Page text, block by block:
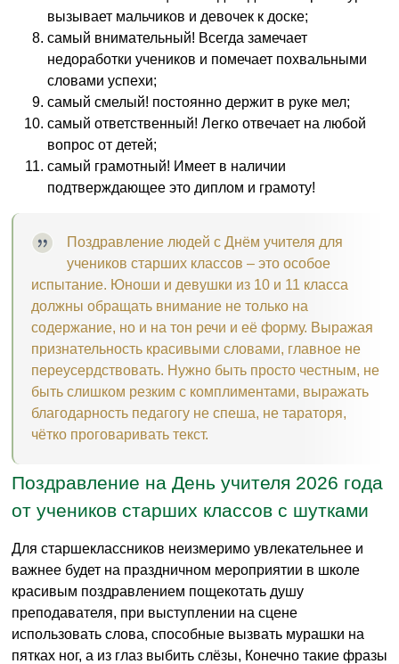
вызывает мальчиков и девочек к доске;
самый внимательный! Всегда замечает
недоработки учеников и помечает похвальными
словами успехи;
самый смелый! постоянно держит в руке мел;
самый ответственный! Легко отвечает на любой
вопрос от детей;
самый грамотный! Имеет в наличии
подтверждающее это диплом и грамоту!
Поздравление людей с Днём учителя для
учеников старших классов – это особое
испытание. Юноши и девушки из 10 и 11 класса
должны обращать внимание не только на
содержание, но и на тон речи и её форму. Выражая
признательность красивыми словами, главное не
переусердствовать. Нужно быть просто честным, не
быть слишком резким с комплиментами, выражать
благодарность педагогу не спеша, не тараторя,
чётко проговаривать текст.
Поздравление на День учителя 2026 года
от учеников старших классов с шутками
Для старшеклассников неизмеримо увлекательнее и
важнее будет на праздничном мероприятии в школе
красивым поздравлением пощекотать душу
преподавателя, при выступлении на сцене
использовать слова, способные вызвать мурашки на
пятках ног, а из глаз выбить слёзы, Конечно такие фразы